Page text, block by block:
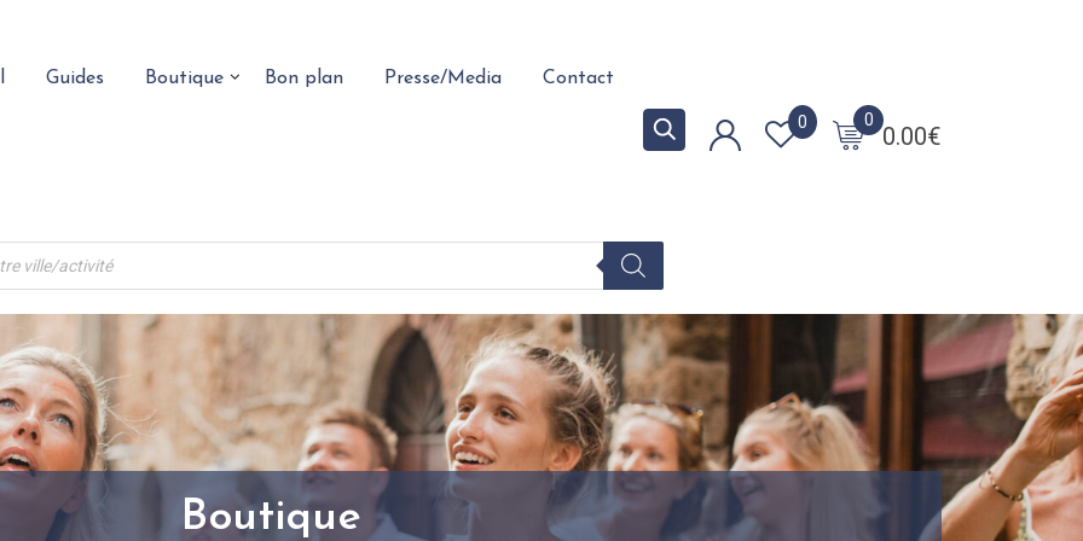
Guides Boutique Bon plan Presse/Media Contact
0.00€
0
0
Boutique